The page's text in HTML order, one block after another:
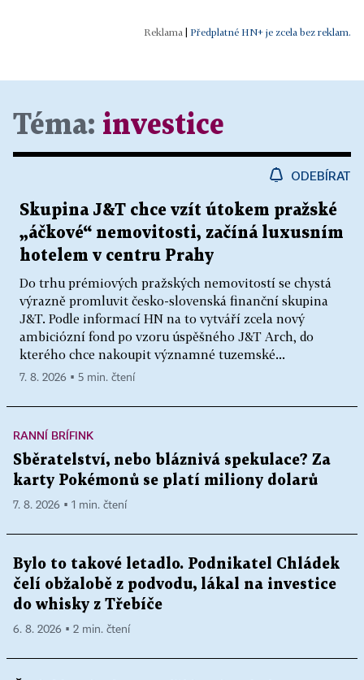
| Předplatné HN+ je zcela bez reklam.
Téma: investice
ODEBÍRAT
Skupina J&T chce vzít útokem pražské
„áčkové“ nemovitosti, začíná luxusním
hotelem v centru Prahy
Do trhu prémiových pražských nemovitostí se chystá
výrazně promluvit česko-slovenská finanční skupina
J&T. Podle informací HN na to vytváří zcela nový
ambiciózní fond po vzoru úspěšného J&T Arch, do
kterého chce nakoupit významné tuzemské...
7. 8. 2026 ▪ 5 min. čtení
RANNÍ BRÍFINK
Sběratelství, nebo bláznivá spekulace? Za
karty Pokémonů se platí miliony dolarů
7. 8. 2026 ▪ 1 min. čtení
Bylo to takové letadlo. Podnikatel Chládek
čelí obžalobě z podvodu, lákal na investice
do whisky z Třebíče
6. 8. 2026 ▪ 2 min. čtení